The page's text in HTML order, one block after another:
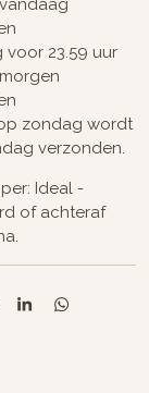
voor 23.59 uur
zondag wordt
verzonden.
Ideal -
of achteraf
S
D